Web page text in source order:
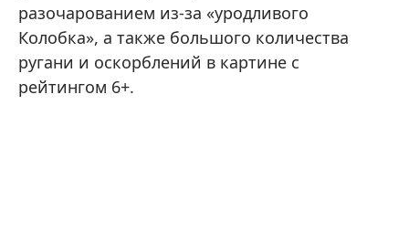
разочарованием из-за «уродливого
Колобка», а также большого количества
ругани и оскорблений в картине с
рейтингом 6+.